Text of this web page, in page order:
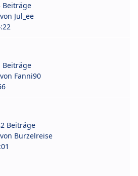
Beiträge
Jul_ee
Beiträge
Fanni90
Beiträge
Burzelreise